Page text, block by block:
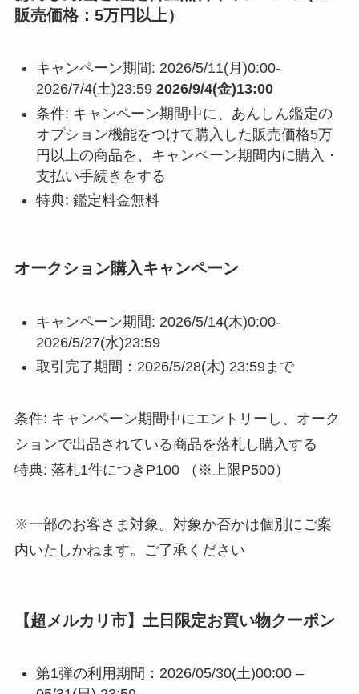
販売価格：5万円以上）
キャンペーン期間: 2026/5/11(月)0:00-
2026/7/4(土)23:59 2026/9/4(金)13:00
条件: キャンペーン期間中に、あんしん鑑定の
オプション機能をつけて購入した販売価格5万
円以上の商品を、キャンペーン期間内に購入・
支払い手続きをする
特典: 鑑定料金無料
オークション購入キャンペーン
キャンペーン期間: 2026/5/14(木)0:00-
2026/5/27(水)23:59
取引完了期間：2026/5/28(木) 23:59まで
条件: キャンペーン期間中にエントリーし、オーク
ションで出品されている商品を落札し購入する
特典: 落札1件につきP100 （※上限P500）
※一部のお客さま対象。対象か否かは個別にご案
内いたしかねます。ご了承ください
【超メルカリ市】土日限定お買い物クーポン
第1弾の利用期間：2026/05/30(土)00:00 –